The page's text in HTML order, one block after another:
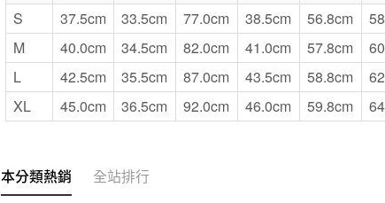
S
37.5cm 33.5cm 77.0cm 38.5cm 56.8cm
M
40.0cm 34.5cm 82.0cm 41.0cm 57.8cm
L
42.5cm 35.5cm 87.0cm 43.5cm 58.8cm
XL
45.0cm 36.5cm 92.0cm 46.0cm 59.8cm
本分類熱銷 全站排行